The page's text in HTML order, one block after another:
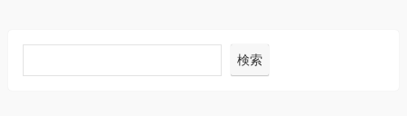
検索